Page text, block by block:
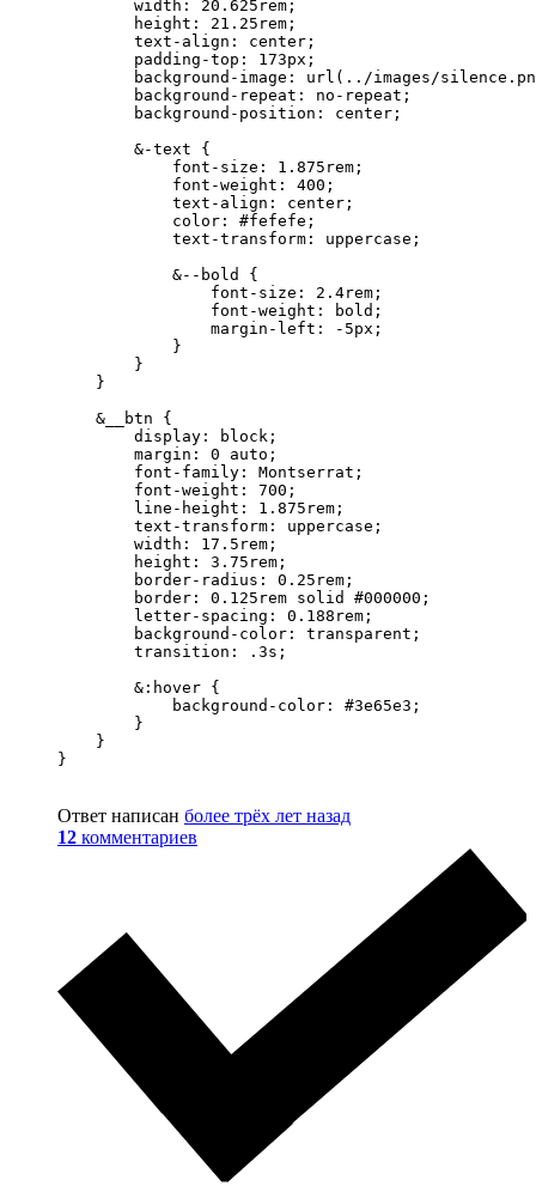
        width: 20.625rem;
        height: 21.25rem;
        text-align: center;
        padding-top: 173px;
background-image: url(../images/
        background-repeat: no-repeat;
        background-position: center;
        &-text {
            font-size: 1.875rem;
            font-weight: 400;
            text-align: center;
            color: #fefefe;
            text-transform: uppercase;
            &--bold {
                font-size: 2.4rem;
                font-weight: bold;
                margin-left: -5px;
            }
        }
    }
    &__btn {
        display: block;
        margin: 0 auto;
        font-family: Montserrat;
        font-weight: 700;
        line-height: 1.875rem;
        text-transform: uppercase;
        width: 17.5rem;
        height: 3.75rem;
        border-radius: 0.25rem;
        border: 0.125rem solid #000000;
        letter-spacing: 0.188rem;
        background-color: transparent;
        transition: .3s;
        &:hover {
            background-color: #3e65e3;
        }
    }
}
Ответ написан более трёх лет назад
12 комментариев